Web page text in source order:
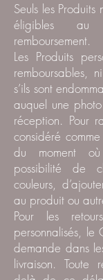
Seuls les Produits
éligibles
remboursement.
Les Produits
remboursables,
s’ils sont
auquel une
réception. Pour
considéré
du moment
possibilité de
couleurs,
au produit ou
Pour les
personnalisés,
demande dans
livraison. Toute